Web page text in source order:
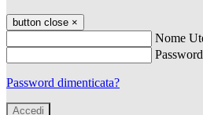
button close ×
Nome
Password
Password dimenticata?